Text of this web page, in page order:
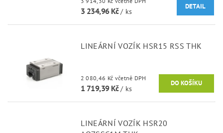
3 234,96 Kč/ ks
DETAIL
LINEÁRNÍ VOZÍK HSR15 RSS THK
2 080,46 Kč včetně DPH
1 719,39 Kč/ ks
LINEÁRNÍ VOZÍK HSR20